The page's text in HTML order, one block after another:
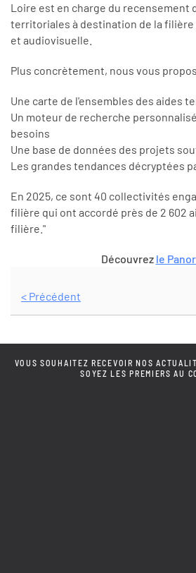
Loire est en charge du recensement
territoriales à destination de la
et audiovisuelle.
Plus concrètement, nous vous
Une carte de l'ensembles des aides
Un moteur de recherche
besoins
Une base de données des projets
Les grandes tendances décryptées
En 2025, ce sont 40 collectivités
filière qui ont accordé près de 2 602
filière."
Découvrez le
< Précédent
VOUS SOUHAITEZ RECEVOIR NOS
SOYEZ LES PREMIERS AU